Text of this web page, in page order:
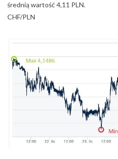
średnią wartość 4,11 PLN.
CHF/PLN